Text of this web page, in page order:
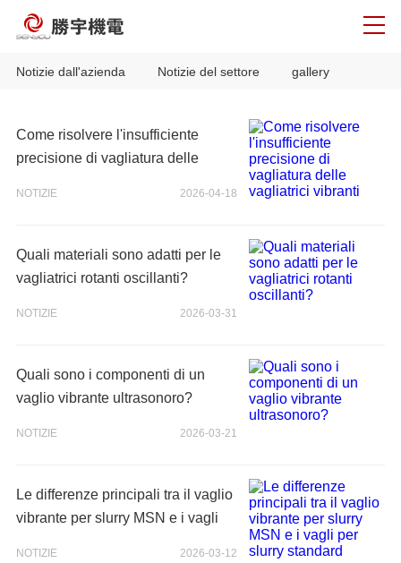
Notizie dall'azienda Notizie del settore gallery
Come risolvere l'insufficiente
precisione di vagliatura delle
2026-04-18
NOTIZIE
Quali materiali sono adatti per le
vagliatrici rotanti oscillanti?
2026-03-31
NOTIZIE
Quali sono i componenti di un
vaglio vibrante ultrasonoro?
2026-03-21
NOTIZIE
Le differenze principali tra il vaglio
vibrante per slurry MSN e i vagli
2026-03-12
NOTIZIE